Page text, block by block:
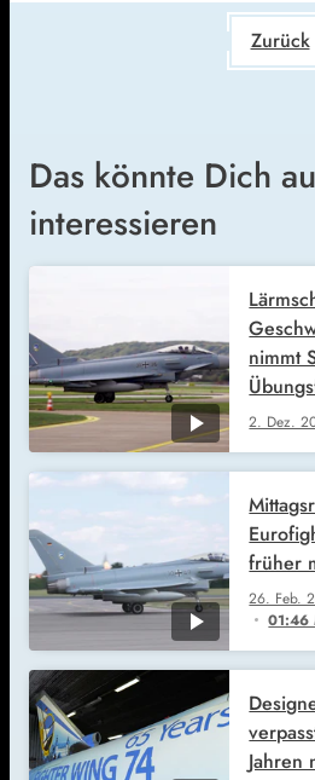
Zurück
Das könnte Dich
interessieren
2. Dez.
nimmt
26. Feb.
01:46
früher
Jahren